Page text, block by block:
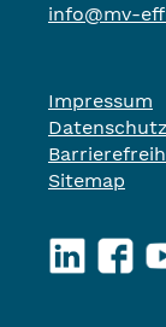
info@mv-
Impressum
Datenschutz
Sitemap
LinkedIn